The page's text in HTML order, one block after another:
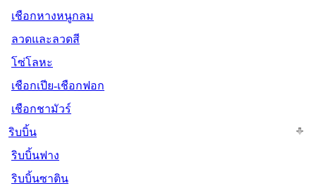
เชือกหางหนูกลม
ลวดและลวดสี
โซ่โลหะ
เชือกเปีย-เชือกฟอก
เชือกชามัวร์
ริบบิ้น
ริบบิ้นฟาง
ริบบิ้นซาติน